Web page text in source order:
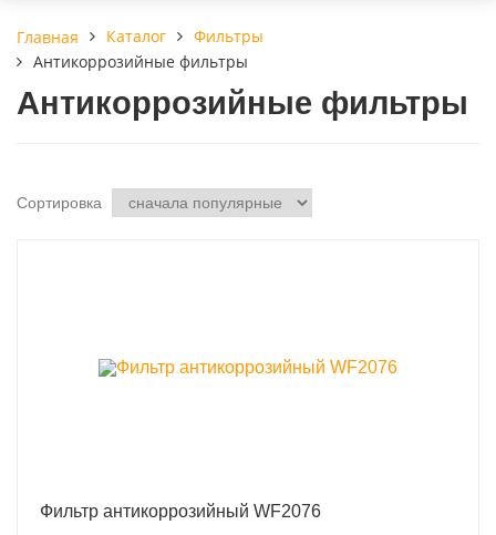
Главная Каталог
Фильтры
Антикоррозийные фильтры
Антикоррозийные фильтры
Сортировка
Фильтр антикоррозийный WF2076